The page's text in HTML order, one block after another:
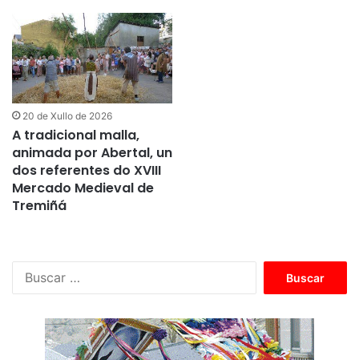
20 de Xullo de 2026
A tradicional malla,
animada por Abertal, un
dos referentes do XVIII
Mercado Medieval de
Tremiñá